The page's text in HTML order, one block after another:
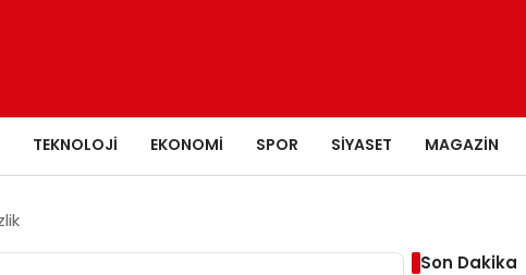
TEKNOLOJI EKONOMI SPOR SIYASET MAGAZIN
Son Dakika